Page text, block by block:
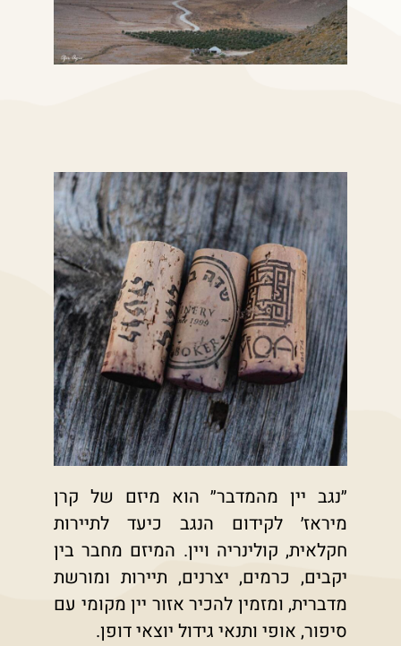
״נגב יין מהמדבר״ הוא מיזם של קרן
מיראז׳ לקידום הנגב כיעד לתיירות
חקלאית, קולינריה ויין. המיזם מחבר בין
יקבים, כרמים, יצרנים, תיירות ומורשת
מדברית, ומזמין להכיר אזור יין מקומי עם
סיפור, אופי ותנאי גידול יוצאי דופן.